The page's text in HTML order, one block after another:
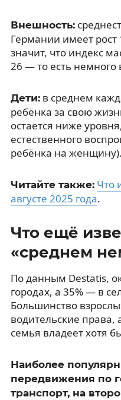
Внешность:
Германии имеет рост
значит, что индекс
26 — то есть
Дети:в среднем
ребёнка за свою
остается ниже
естественного
ребёнка на женщину).
Читайте также: Что
августе 2025 года.
Что ещё
«среднем
По данным Destatis,
городах, а 35% — в
Большинство
водительские права,
семья владеет хотя
Наиболее
передвижения по
транспорт, на